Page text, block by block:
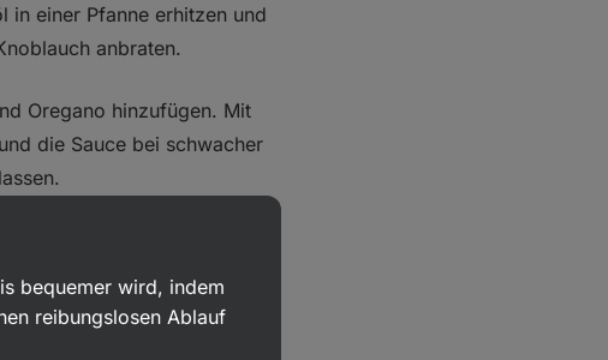
in einer Pfanne erhitzen und
anbraten.
Oregano hinzufügen. Mit
die Sauce bei schwacher
auf der Verpackung al
bequemer wird, indem
reibungslosen Ablauf